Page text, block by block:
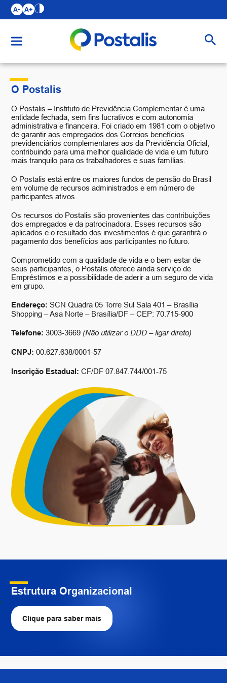
A- A+
Buscar
O Postalis
O Postalis – Instituto de Previdência Complementar é uma
entidade fechada, sem fins lucrativos e com autonomia
administrativa e financeira. Foi criado em 1981 com o objetivo
de garantir aos empregados dos Correios benefícios
previdenciários complementares aos da Previdência Oficial,
contribuindo para uma melhor qualidade de vida e um futuro
mais tranquilo para os trabalhadores e suas famílias.
O Postalis está entre os maiores fundos de pensão do Brasil
em volume de recursos administrados e em número de
participantes ativos.
Os recursos do Postalis são provenientes das contribuições
dos empregados e da patrocinadora. Esses recursos são
aplicados e o resultado dos investimentos é que garantirá o
pagamento dos benefícios aos participantes no futuro.
Comprometido com a qualidade de vida e o bem-estar de
seus participantes, o Postalis oferece ainda serviço de
Empréstimos e a possibilidade de aderir a um seguro de vida
em grupo.
Endereço: SCN Quadra 05 Torre Sul Sala 401 – Brasília
Shopping – Asa Norte – Brasília/DF – CEP: 70.715-900
Telefone: 3003-3669 (Não utilizar o DDD – ligar direto)
CNPJ: 00.627.638/0001-57
Inscrição Estadual: CF/DF 07.847.744/001-75
Estrutura Organizacional
Clique para saber mais